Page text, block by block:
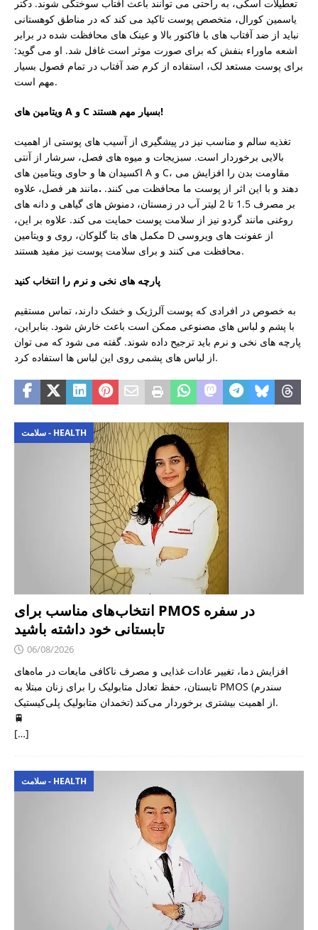
تعطیلات اسکی، به راحتی می توانند باعث آفتاب سوختگی شوند. دکتر
یاسمین کورال، متخصص پوست تاکید می کند که در مناطق کوهستانی
نباید از ضد آفتاب های با فاکتور بالا و عینک های محافظت شده در برابر
اشعه ماوراء بنفش که برای صورت موثر است غافل شد. او می گوید:
برای پوست مستعد لک، استفاده از کرم ضد آفتاب در تمام فصول بسیار
مهم است.
ویتامین های A و C بسیار مهم هستند!
تغذیه سالم و مناسب نیز در پیشگیری از آسیب های پوستی از اهمیت
بالایی برخوردار است. سبزیجات و میوه های فصل، سرشار از آنتی
اکسیدان ها و حاوی ویتامین های A و C، مقاومت بدن را افزایش می
دهند و با این اثر از پوست ما محافظت می کنند. .مانند هر فصل، علاوه
بر مصرف 1.5 تا 2 لیتر آب در زمستان، دمنوش های گیاهی و دانه های
روغنی مانند گردو نیز از سلامت پوست حمایت می کند. علاوه بر این،
مکمل های بتا گلوکان، روی و ویتامین D از عفونت های ویروسی
محافظت می کنند و برای سلامت پوست نیز مفید هستند.
پارچه های نخی و نرم را انتخاب کنید
به خصوص در افرادی که پوست آلرژیک و خشک دارند، تماس مستقیم
با پشم و لباس های مصنوعی ممکن است باعث خارش شود. بنابراین،
پارچه های نخی و نرم باید ترجیح داده شوند. گفته می شود که می توان
از لباس های پشمی روی این لباس ها استفاده کرد.
سلامت - HEALTH
انتخاب‌های مناسب برای PMOS در سفره
تابستانی خود داشته باشید
06/08/2026
افزایش دما، تغییر عادات غذایی و مصرف ناکافی مایعات در ماه‌های
تابستان، حفظ تعادل متابولیک را برای زنان مبتلا به PMOS (سندرم
تخمدان متابولیک پلی‌کیستیک) از اهمیت بیشتری برخوردار می‌کند.
🚆
[…]
سلامت - HEALTH